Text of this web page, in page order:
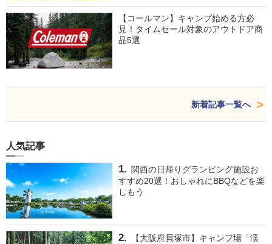
【コールマン】キャンプ始める方必
見！タイムセール対象のアウトドア商
品5選
新着記事一覧へ
人気記事
関西の日帰りグランピング施設お
すすめ20選！おしゃれにBBQなどを楽
しもう
【大阪府貝塚市】キャンプ場「渓